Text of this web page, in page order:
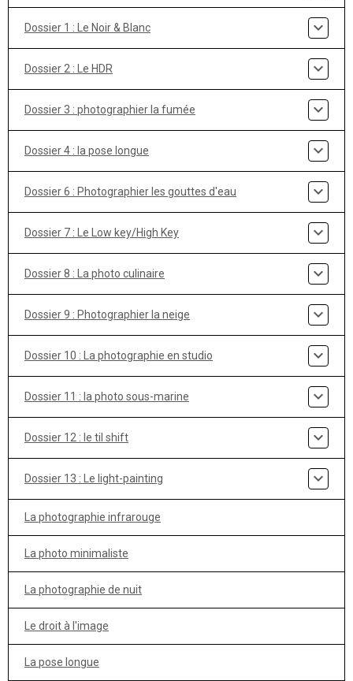
Dossier 1 : Le Noir & Blanc
Dossier 2 : Le HDR
Dossier 3 : photographier la fumée
Dossier 4 : la pose longue
Dossier 6 : Photographier les gouttes d'eau
Dossier 7 : Le Low key/High Key
Dossier 8 : La photo culinaire
Dossier 9 : Photographier la neige
Dossier 10 : La photographie en studio
Dossier 11 : la photo sous-marine
Dossier 12 : le til shift
Dossier 13 : Le light-painting
La photographie infrarouge
La photo minimaliste
La photographie de nuit
Le droit à l'image
La pose longue